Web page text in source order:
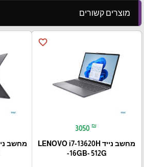
מוצרים קשורים
favorite_border
3050 ₪
מחשב נייד LENOVO i7-13620H
-16GB- 512G